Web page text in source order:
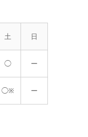
土 日
◯ ー
◯※ ー